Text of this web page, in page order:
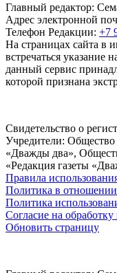
Главный редактор:
Адрес электронной
Телефон Редакции: +7
На страницах сайта в
встречаться
данный сервис
которой признана
Свидетельство о
Учредители: Общество
«Дважды два»,
«Редакция газеты
Правила
Политика в
Политика
Согласие на
Обновить страницу